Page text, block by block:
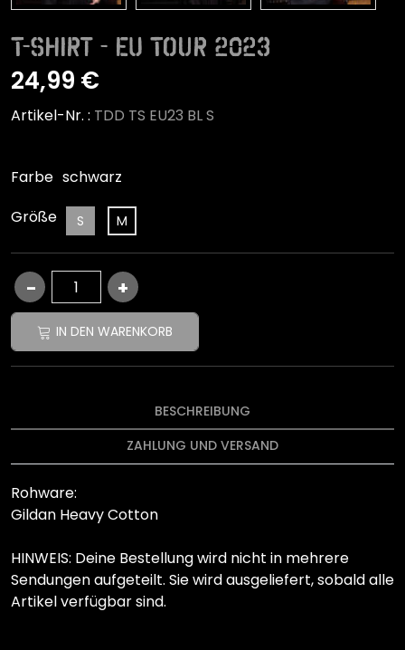
T-Shirt - EU Tour 2023
24,99 €
Artikel-Nr. : TDD TS EU23 BL S
Farbe schwarz
Größe
S M
IN DEN WARENKORB
BESCHREIBUNG
ZAHLUNG UND VERSAND
Rohware:
Gildan Heavy Cotton
HINWEIS: Deine Bestellung wird nicht in mehrere
Sendungen aufgeteilt. Sie wird ausgeliefert, sobald alle
Artikel verfügbar sind.